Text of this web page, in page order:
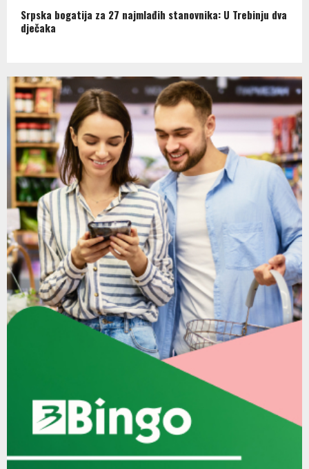
Srpska bogatija za 27 najmlađih stanovnika: U Trebinju dva
dječaka